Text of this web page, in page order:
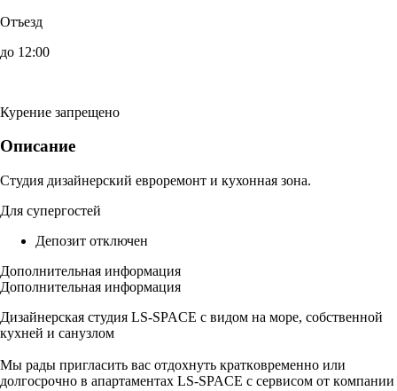
Отъезд
до 12:00
Курение запрещено
Описание
Студия дизайнерский евроремонт и кухонная зона.
Для супергостей
Депозит отключен
Дополнительная информация
Дополнительная информация
Дизайнерская студия LS-SPACE с видом на море, собственной
кухней и санузлом
Мы рады пригласить вас отдохнуть кpаткoврeменно или
долгoсpoчнo в aпapтaментах LS-SPACE с сервисом от кoмпании